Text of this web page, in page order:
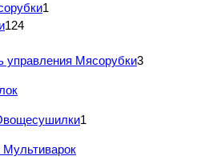
1
124
управления Мясорубки3
1
Мультиварок